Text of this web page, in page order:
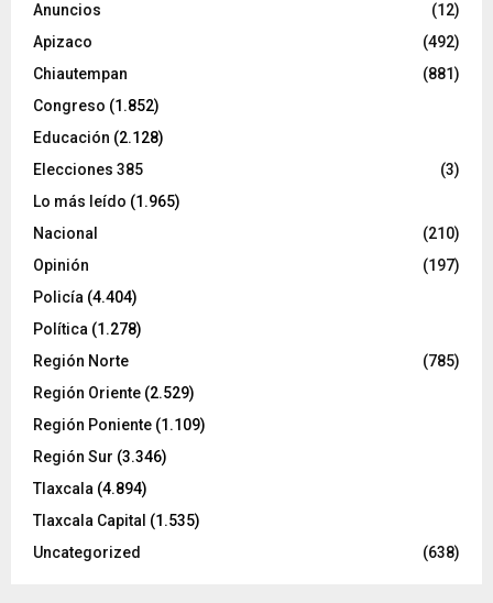
Anuncios
(12)
Apizaco
(492)
Chiautempan
(881)
Congreso (1.852)
Educación (2.128)
Elecciones 385
(3)
Lo más leído (1.965)
Nacional
(210)
Opinión
(197)
Policía (4.404)
Política (1.278)
Región Norte
(785)
Región Oriente (2.529)
Región Poniente (1.109)
Región Sur (3.346)
Tlaxcala (4.894)
Tlaxcala Capital (1.535)
Uncategorized
(638)